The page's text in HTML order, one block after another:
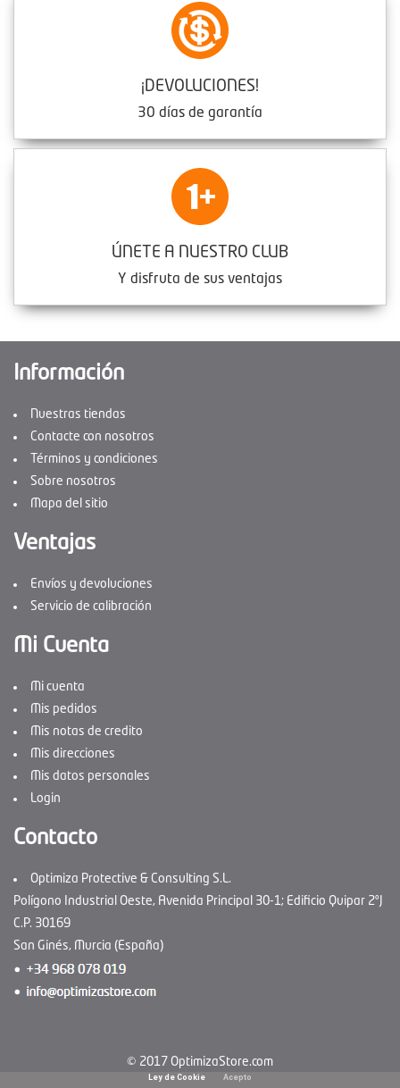
¡DEVOLUCIONES!
30 días de garantía
ÚNETE A NUESTRO CLUB
Y disfruta de sus ventajas
Información
Nuestras tiendas
Contacte con nosotros
Términos y condiciones
Sobre nosotros
Mapa del sitio
Ventajas
Envíos y devoluciones
Servicio de calibración
Mi Cuenta
Mi cuenta
Mis pedidos
Mis notas de credito
Mis direcciones
Mis datos personales
Login
Contacto
Optimiza Protective & Consulting S.L.
Polígono Industrial Oeste, Avenida Principal 30-1; Edificio Quipar 2ºJ
C.P. 30169
San Ginés, Murcia (España)
© 2017 OptimizaStore.com